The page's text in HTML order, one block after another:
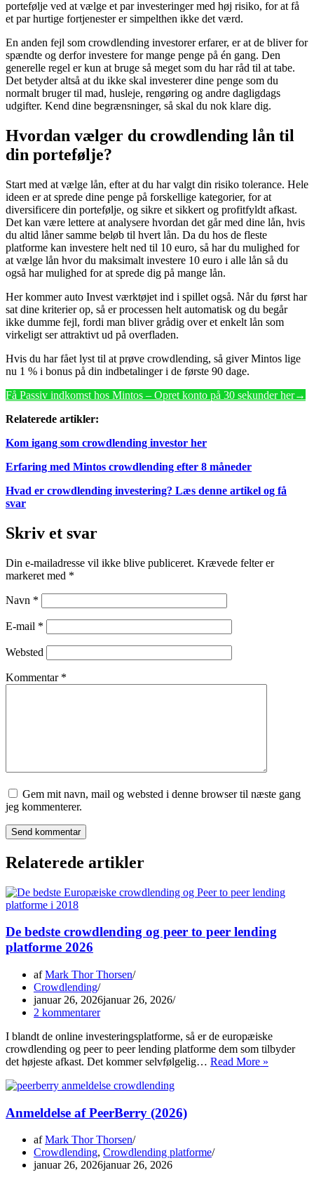
portefølje ved at vælge et par investeringer med høj risiko, for at få
et par hurtige fortjenester er simpelthen ikke det værd.
En anden fejl som crowdlending investorer erfarer, er at de bliver for
spændte og derfor investere for mange penge på én gang. Den
generelle regel er kun at bruge så meget som du har råd til at tabe.
Det betyder altså at du ikke skal investerer dine penge som du
normalt bruger til mad, husleje, rengøring og andre dagligdags
udgifter. Kend dine begrænsninger, så skal du nok klare dig.
Hvordan vælger du crowdlending lån til
din portefølje?
Start med at vælge lån, efter at du har valgt din risiko tolerance. Hele
ideen er at sprede dine penge på forskellige kategorier, for at
diversificere din portefølje, og sikre et sikkert og profitfyldt afkast.
Det kan være lettere at analysere hvordan det går med dine lån, hvis
du altid låner samme beløb til hvert lån. Da du hos de fleste
platforme kan investere helt ned til 10 euro, så har du mulighed for
at vælge lån hvor du maksimalt investere 10 euro i alle lån så du
også har mulighed for at sprede dig på mange lån.
Her kommer auto Invest værktøjet ind i spillet også. Når du først har
sat dine kriterier op, så er processen helt automatisk og du begår
ikke dumme fejl, fordi man bliver grådig over et enkelt lån som
virkeligt ser attraktivt ud på overfladen.
Hvis du har fået lyst til at prøve crowdlending, så giver Mintos lige
nu 1 % i bonus på din indbetalinger i de første 90 dage.
Få Passiv indkomst hos Mintos – Opret konto på 30 sekunder her→
Relaterede artikler:
Kom igang som crowdlending investor her
Erfaring med Mintos crowdlending efter 8 måneder
Hvad er crowdlending investering? Læs denne artikel og få
svar
Skriv et svar
Din e-mailadresse vil ikke blive publiceret. Krævede felter er
markeret med *
Navn *
E-mail *
Websted
Kommentar *
Gem mit navn, mail og websted i denne browser til næste gang
jeg kommenterer.
Relaterede artikler
De bedste crowdlending og peer to peer lending
platforme 2026
afMark Thor Thorsen
Crowdlending
januar 26, 2026januar 26, 2026
2 kommentarer
I blandt de online investeringsplatforme, så er de europæiske
crowdlending og peer to peer lending platforme dem som tilbyder
det højeste afkast. Det kommer selvfølgelig… Read More »
Anmeldelse af PeerBerry (2026)
afMark Thor Thorsen
Crowdlending, Crowdlending platforme
januar 26, 2026januar 26, 2026